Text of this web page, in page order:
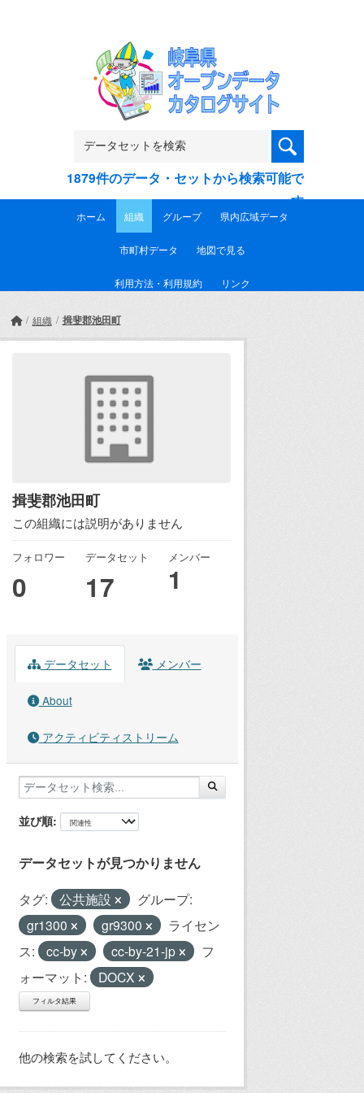
1879件のデータ・セットから検索可能で
す
ホーム 組織 グループ 県内広域データ
市町村データ 地図で見る
利用方法・利用規約 リンク
組織 揖斐郡池田町
揖斐郡池田町
この組織には説明がありません
フォロワー
0
データセット
17
メンバー
1
データセット メンバー
About
アクティビティストリーム
並び順
データセットが見つかりません
タグ: 公共施設
グループ:
gr1300
gr9300
ライセン
ス:
cc-by cc-by-21-jp
フ
ォーマット:
DOCX
フィルタ結果
他の検索を試してください。